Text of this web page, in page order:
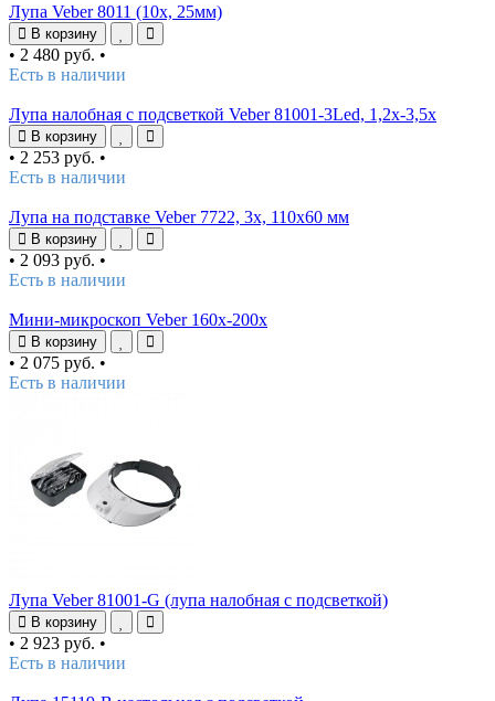
Лупа Veber 8011 (10х, 25мм)
В корзину
• 2 480 руб. •
Есть в наличии
Лупа налобная с подсветкой Veber 81001-3Led, 1,2x-3,5x
В корзину
• 2 253 руб. •
Есть в наличии
Лупа на подставке Veber 7722, 3x, 110x60 мм
В корзину
• 2 093 руб. •
Есть в наличии
Мини-микроскоп Veber 160x-200х
В корзину
• 2 075 руб. •
Есть в наличии
Лупа Veber 81001-G (лупа налобная с подсветкой)
В корзину
• 2 923 руб. •
Есть в наличии